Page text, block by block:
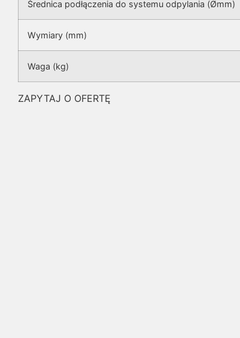
Średnica podłączenia do systemu odpylania (Ømm)
Wymiary (mm)
Waga (kg)
ZAPYTAJ O OFERTĘ